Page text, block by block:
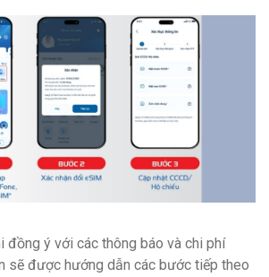
đồng ý với các thông báo và chi phí
sẽ được hướng dẫn các bước tiếp theo